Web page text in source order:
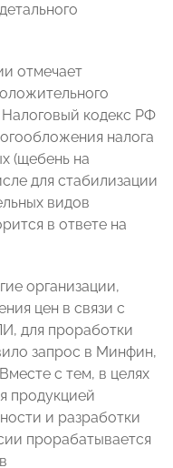
отмечает
кодекс РФ
налога
(щебень на
для стабилизации
видов
в ответе на
организации,
цен в связи с
для проработки
запрос в Минфин,
с тем, в целях
продукцией
и разработки
прорабатывается